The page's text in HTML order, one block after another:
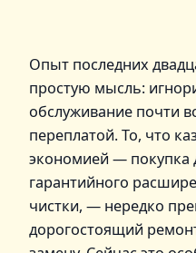
Опыт последних
простую мысль:
обслуживание почти
переплатой. То, что
экономией — покупка
гарантийного
чистки, — нередко
дорогостоящий